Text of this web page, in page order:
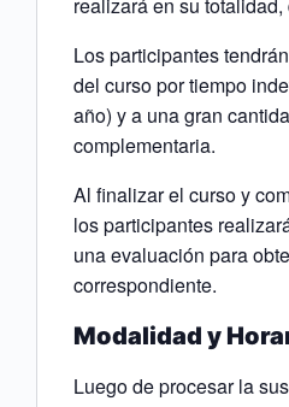
Los participantes
del curso por tiempo
año) y a una gran
complementaria.
Al finalizar el curso y
los participantes
una evaluación para
correspondiente.
Modalidad y
Luego de procesar la